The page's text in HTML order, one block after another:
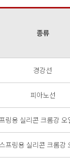
종류
경강선
피아노선
링용 실리콘 크롬강 오
프링용 실리콘 크롬강